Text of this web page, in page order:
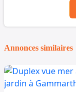
Annonces similaires